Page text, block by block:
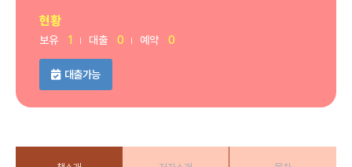
현황
보유 1 대출 0 예약 0
대출가능